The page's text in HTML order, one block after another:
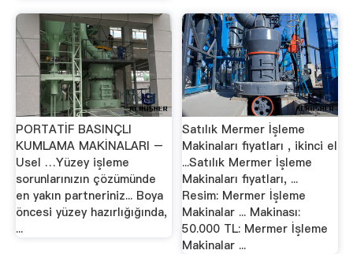
PORTATİF BASINÇLI
KUMLAMA MAKİNALARI –
Usel …Yüzey işleme
sorunlarınızın çözümünde
en yakın partneriniz... Boya
öncesi yüzey hazırlığığında,
...
Satılık Mermer İşleme
Makinaları fiyatları , ikinci el
...Satılık Mermer İşleme
Makinaları fiyatları, ...
Resim: Mermer İşleme
Makinalar ... Makinası:
50.000 TL: Mermer İşleme
Makinalar ...